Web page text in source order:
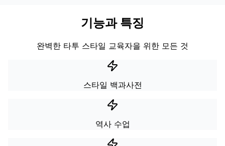
기능과 특징
완벽한 타투 스타일 교육자을 위한 모든 것
스타일 백과사전
역사 수업